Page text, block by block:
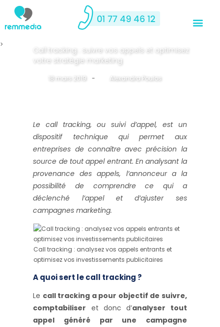
>
Call tracking : suivre vos appels et optimisez
votre stratégie marketing
18 mars 2019 - Alexandra Poulos
Le call tracking, ou suivi d’appel, est un
dispositif technique qui permet aux
entreprises de connaître avec précision la
source de tout appel entrant. En analysant la
provenance des appels, l’annonceur a la
possibilité de comprendre ce qui a
déclenché l’appel et d’ajuster ses
campagnes marketing.
Call tracking : analysez vos appels entrants et
optimisez vos investissements publicitaires
A quoi sert le call tracking ?
Le call tracking a pour objectif de suivre,
comptabiliser et donc d’analyser tout
appel généré par une campagne